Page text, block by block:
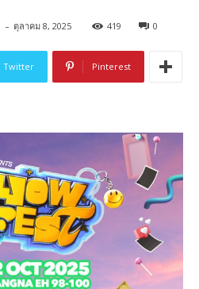
- ตุลาคม 8, 2025 419 0
Twitter Pinterest